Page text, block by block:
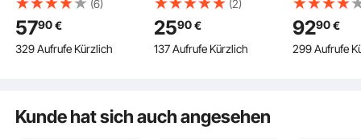
Füllunterstützung
Edelstahl, Kegerator-
Turm-Kit mit
Vormontierten
Bars, Pubs und
(6)
5790€
329 Aufrufe Kürzlich
Rutschfesten
Gummipads &
Abnehmbarer
für Restaurants, Bars,
(2)
2590€
137 Aufrufe Kürzlich
Edelstahl-
Bierturm-
9290€
299 Aufrufe
Kunde hat sich auch angesehen